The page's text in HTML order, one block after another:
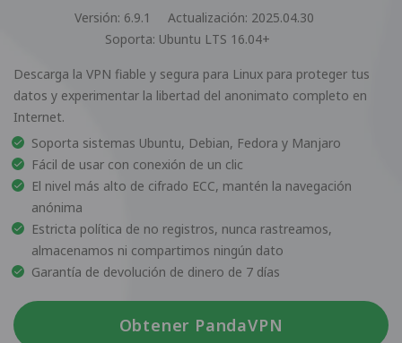
Versión: 6.9.1
Actualización: 2025.04.30
Soporta: Ubuntu LTS 16.04+
Descarga la VPN fiable y segura para Linux para proteger tus
datos y experimentar la libertad del anonimato completo en
Internet.
Soporta sistemas Ubuntu, Debian, Fedora y Manjaro
Fácil de usar con conexión de un clic
El nivel más alto de cifrado ECC, mantén la navegación
anónima
Estricta política de no registros, nunca rastreamos,
almacenamos ni compartimos ningún dato
Garantía de devolución de dinero de 7 días
Obtener PandaVPN